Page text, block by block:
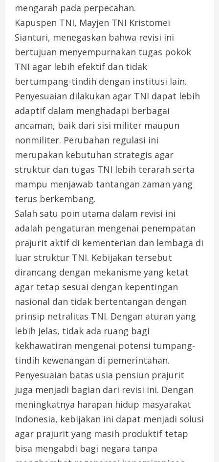
mengarah pada perpecahan.
Kapuspen TNI, Mayjen TNI Kristomei
Sianturi, menegaskan bahwa revisi ini
bertujuan menyempurnakan tugas pokok
TNI agar lebih efektif dan tidak
bertumpang-tindih dengan institusi lain.
Penyesuaian dilakukan agar TNI dapat lebih
adaptif dalam menghadapi berbagai
ancaman, baik dari sisi militer maupun
nonmiliter. Perubahan regulasi ini
merupakan kebutuhan strategis agar
struktur dan tugas TNI lebih terarah serta
mampu menjawab tantangan zaman yang
terus berkembang.
Salah satu poin utama dalam revisi ini
adalah pengaturan mengenai penempatan
prajurit aktif di kementerian dan lembaga di
luar struktur TNI. Kebijakan tersebut
dirancang dengan mekanisme yang ketat
agar tetap sesuai dengan kepentingan
nasional dan tidak bertentangan dengan
prinsip netralitas TNI. Dengan aturan yang
lebih jelas, tidak ada ruang bagi
kekhawatiran mengenai potensi tumpang-
tindih kewenangan di pemerintahan.
Penyesuaian batas usia pensiun prajurit
juga menjadi bagian dari revisi ini. Dengan
meningkatnya harapan hidup masyarakat
Indonesia, kebijakan ini dapat menjadi solusi
agar prajurit yang masih produktif tetap
bisa mengabdi bagi negara tanpa